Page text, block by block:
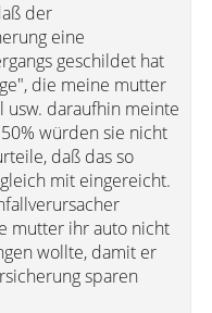
der
eine
geschildet hat
die meine mutter
usw. daraufhin meinte
würden sie nicht
daß das so
mit eingereicht.
mutter ihr auto nicht
wollte, damit er
sparen